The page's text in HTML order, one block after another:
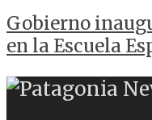
Gobierno
en la Escuela